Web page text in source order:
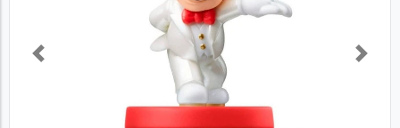
Previous Next